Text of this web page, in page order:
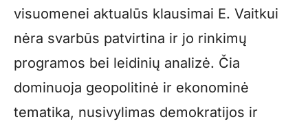
visuomenei aktualūs klausimai E. Vaitkui
nėra svarbūs patvirtina ir jo rinkimų
programos bei leidinių analizė. Čia
dominuoja geopolitinė ir ekonominė
tematika, nusivylimas demokratijos ir